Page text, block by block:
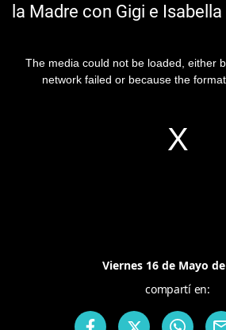
la Madre con Gigi e Isabella
The media could not be loaded, either
network failed or because the
Viernes 16 de Mayo
compartí en: